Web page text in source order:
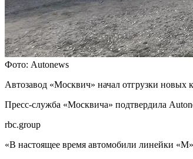
Фото: Autonews
Автозавод «Москвич» начал отгрузки новых
Пресс-служба «Москвича» подтвердила
rbc.group
«В настоящее время автомобили линейки